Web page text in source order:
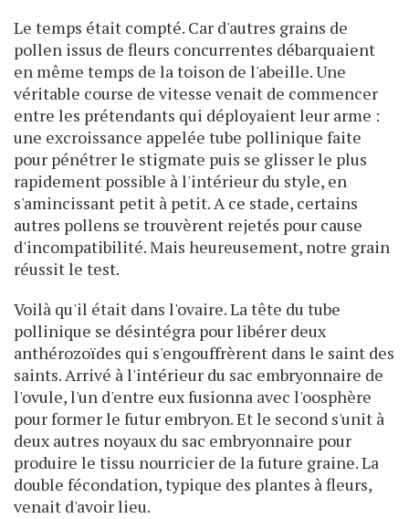
Le temps était compté. Car d'autres grains de
pollen issus de fleurs concurrentes débarquaient
en même temps de la toison de l'abeille. Une
véritable course de vitesse venait de commencer
entre les prétendants qui déployaient leur arme :
une excroissance appelée tube pollinique faite
pour pénétrer le stigmate puis se glisser le plus
rapidement possible à l'intérieur du style, en
s'amincissant petit à petit. A ce stade, certains
autres pollens se trouvèrent rejetés pour cause
d'incompatibilité. Mais heureusement, notre grain
réussit le test.
Voilà qu'il était dans l'ovaire. La tête du tube
pollinique se désintégra pour libérer deux
anthérozoïdes qui s'engouffrèrent dans le saint des
saints. Arrivé à l'intérieur du sac embryonnaire de
l'ovule, l'un d'entre eux fusionna avec l'oosphère
pour former le futur embryon. Et le second s'unit à
deux autres noyaux du sac embryonnaire pour
produire le tissu nourricier de la future graine. La
double fécondation, typique des plantes à fleurs,
venait d'avoir lieu.